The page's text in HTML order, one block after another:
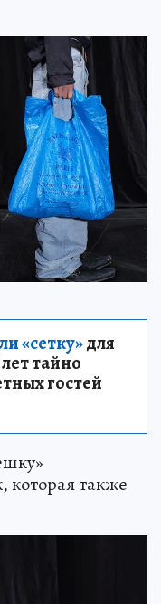
«сетку»для
тайно
гостей
которая также